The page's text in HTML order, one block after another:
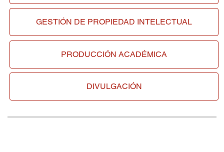
GESTIÓN DE PROPIEDAD INTELECTUAL
PRODUCCIÓN ACADÉMICA
DIVULGACIÓN